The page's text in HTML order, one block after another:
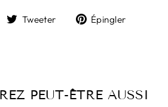
PartagerTweeter
TweeterÉpingler
PEUT-ÊTRE AUSSI